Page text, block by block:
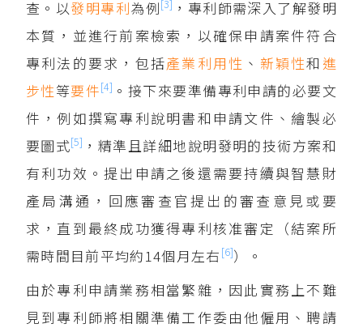
查。以發明專利為例[3] ，專利師需深入了解發明
本質，並進行前案檢索，以確保申請案件符合
專利法的要求，包括產業利用性 、 新穎性和 進
步性等要件[4] 。接下來要準備專利申請的必要文
件，例如撰寫專利說明書和申請文件、繪製必
要圖式[5] ，精準且詳細地說明發明的技術方案和
有利功效。提出申請之後還需要持續與智慧財
產局溝通，回應審查官提出的審查意見或要
求，直到最終成功獲得專利核准審定（結案所
需時間目前平均約14個月左右 [6]）。
由於專利申請業務相當繁雜，因此實務上不難
見到專利師將相關準備工作委由他僱用、聘請